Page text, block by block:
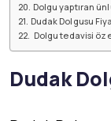
Dolgu yaptıran
Dudak Dolgusu
Dolgu tedavisi
Dudak